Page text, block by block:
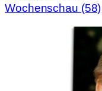
Wochenschau (58)